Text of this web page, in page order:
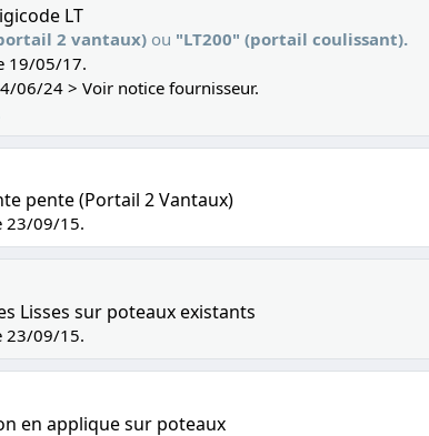
LT
2 vantaux) ou "LT200" (portail coulissant).
19/05/17.
06/24 > Voir notice fournisseur.
pente (Portail 2 Vantaux)
23/09/15.
Lisses sur poteaux existants
23/09/15.
en applique sur poteaux